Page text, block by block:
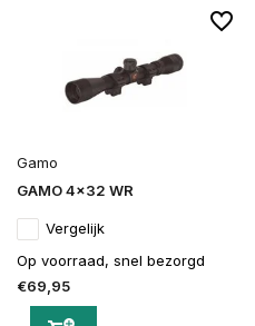
Gamo
GAMO 4x32 WR
Vergelijk
Op voorraad, snel bezorgd
€69,95